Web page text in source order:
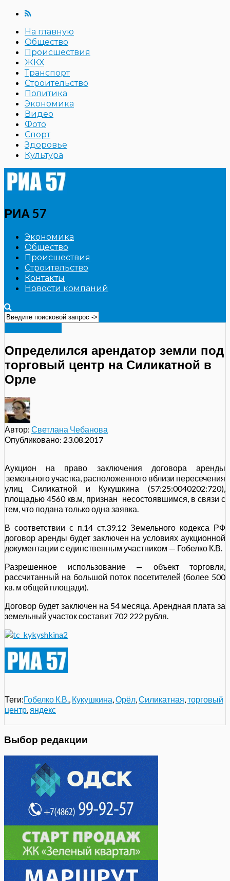
На главную
Общество
Происшествия
ЖКХ
Транспорт
Строительство
Политика
Экономика
Видео
Фото
Спорт
Здоровье
Культура
РИА 57
Экономика
Общество
Происшествия
Строительство
Контакты
Новости компаний
Определился арендатор земли под
торговый центр на Силикатной в
Орле
Автор: Светлана Чебанова
Опубликовано: 23.08.2017
Аукцион на право заключения договора аренды
земельного участка, расположенного вблизи пересечения
улиц Силикатной и Кукушкина (57:25:0040202:720),
площадью 4560 кв.м, признан несостоявшимся, в связи с
тем, что подана только одна заявка.
В соответствии с п.14 ст.39.12 Земельного кодекса РФ
договор аренды будет заключен на условиях аукционной
документации с единственным участником — Гобелко К.В.
Разрешенное использование — объект торговли,
рассчитанный на большой поток посетителей (более 500
кв. м общей площади).
Договор будет заключен на 54 месяца. Арендная плата за
земельный участок составит 702 222 рубля.
Теги:Гобелко К.В. Кукушкина Орёл Силикатная торговый
центр яндекс
Выбор редакции